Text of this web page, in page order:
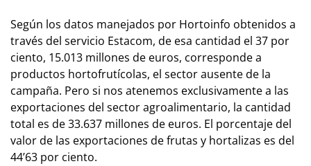
Según los datos manejados por Hortoinfo obtenidos a
través del servicio Estacom, de esa cantidad el 37 por
ciento, 15.013 millones de euros, corresponde a
productos hortofrutícolas, el sector ausente de la
campaña. Pero si nos atenemos exclusivamente a las
exportaciones del sector agroalimentario, la cantidad
total es de 33.637 millones de euros. El porcentaje del
valor de las exportaciones de frutas y hortalizas es del
44’63 por ciento.